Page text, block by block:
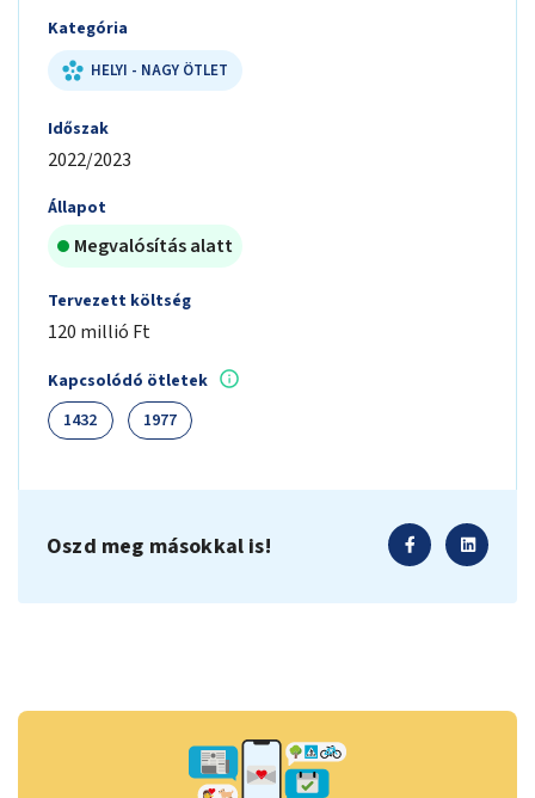
Kategória
HELYI - NAGY ÖTLET
Időszak
2022/2023
Állapot
Megvalósítás alatt
Tervezett költség
120 millió Ft
Kapcsolódó ötletek
1432
1977
Oszd meg másokkal is!